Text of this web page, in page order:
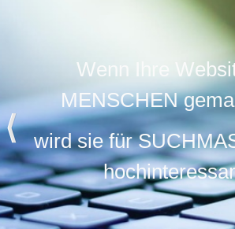
Wenn Ihre
MENSCHEN
wird sie für